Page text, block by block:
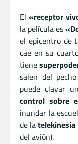
El «receptor
la película es
el epicentro de
cae en su
tiene
salen del
puede clavar
control sobre
inundar la
de latelekinesia
del avión).